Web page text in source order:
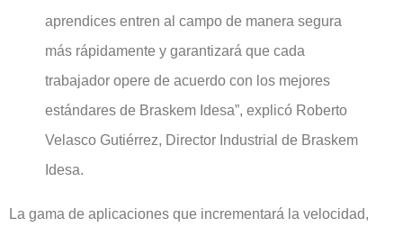
aprendices entren al campo de manera segura
más rápidamente y garantizará que cada
trabajador opere de acuerdo con los mejores
estándares de Braskem Idesa”, explicó Roberto
Velasco Gutiérrez, Director Industrial de Braskem
Idesa.
La gama de aplicaciones que incrementará la velocidad,